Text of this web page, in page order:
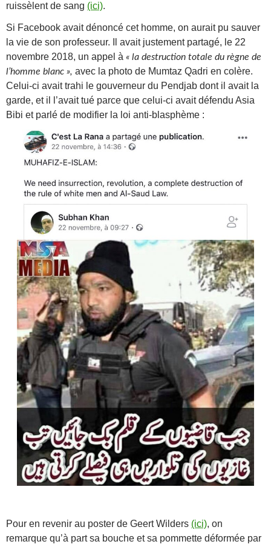
ruissèlent de sang (ici).
Si Facebook avait dénoncé cet homme, on aurait pu sauver
la vie de son professeur. Il avait justement partagé, le 22
novembre 2018, un appel à « la destruction totale du règne de
l’homme blanc », avec la photo de Mumtaz Qadri en colère.
Celui-ci avait trahi le gouverneur du Pendjab dont il avait la
garde, et il l’avait tué parce que celui-ci avait défendu Asia
Bibi et parlé de modifier la loi anti-blasphème :
Pour en revenir au poster de Geert Wilders (ici), on
remarque qu’à part sa bouche et sa pommette déformée par